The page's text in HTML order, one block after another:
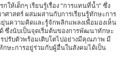
ให้เด็กๆ เรียนรู้เรื่อง “การแทนที่น้ำ” ซึ่ง
ศาสตร์ ผสมผสานกับการเรียนรู้ทักษะการ
นความคิดและรู้จักพลิกแพลงเพื่อมองเห็น
ซึ่งนับเป็นจุดเริ่มต้นของการพัฒนาทักษะ
ปรับตัวพร้อมเติบโตไปอย่างมีคุณภาพ มี
ษะการอยู่ร่วมกับผู้อื่นในสังคมได้เป็น